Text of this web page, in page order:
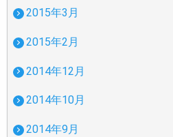
2015年3月
2015年2月
2014年12月
2014年10月
2014年9月